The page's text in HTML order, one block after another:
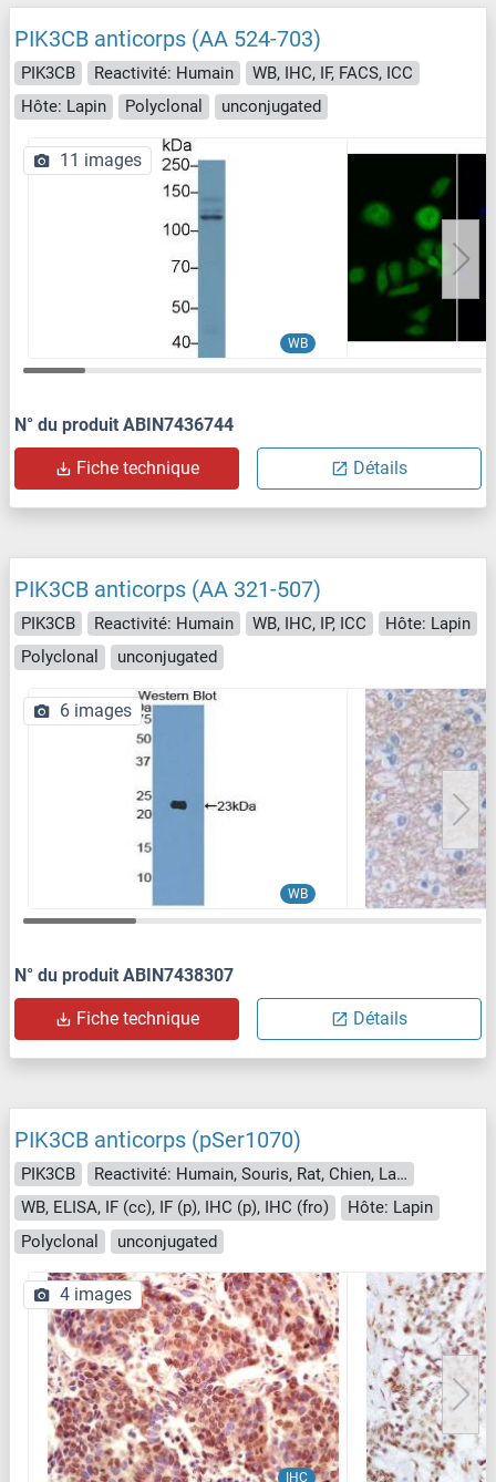
PIK3CB anticorps (AA 524-703)
PIK3CB Reactivité: Humain
WB, IHC, IF, FACS, ICC
Hôte: Lapin
Polyclonal unconjugated
WB
11 images
N° du produit ABIN7436744
Fiche technique Détails
PIK3CB anticorps (AA 321-507)
PIK3CB Reactivité: Humain WB, IHC, IP, ICC
Hôte: Lapin
Polyclonal
unconjugated
WB
6 images
N° du produit ABIN7438307
Fiche technique Détails
PIK3CB anticorps (pSer1070)
PIK3CB
Reactivité: Humain, Souris, Rat, Chien, Lapin
WB, ELISA, IF (cc), IF (p), IHC (p), IHC (fro)
Hôte: Lapin
Polyclonal
unconjugated
IHC
4 images